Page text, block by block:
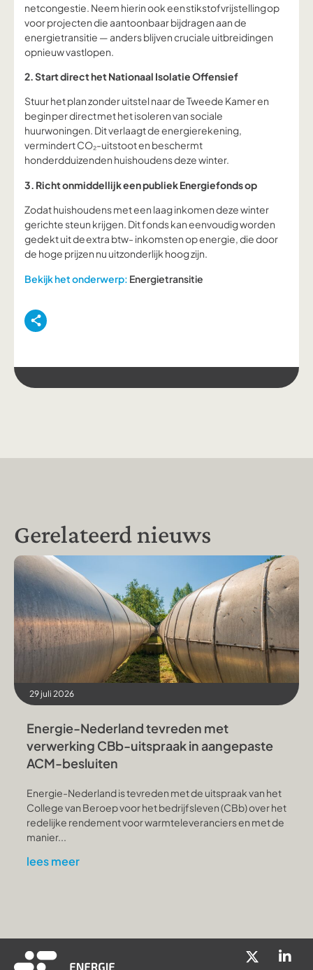
netcongestie. Neem hierin ook een stikstofvrijstelling op
voor projecten die aantoonbaar bijdragen aan de
energietransitie — anders blijven cruciale uitbreidingen
opnieuw vastlopen.
2. Start direct het Nationaal Isolatie Offensief
Stuur het plan zonder uitstel naar de Tweede Kamer en
begin per direct met het isoleren van sociale
huurwoningen. Dit verlaagt de energierekening,
vermindert CO₂-uitstoot en beschermt
honderdduizenden huishoudens deze winter.
3. Richt onmiddellijk een publiek Energiefonds op
Zodat huishoudens met een laag inkomen deze winter
gerichte steun krijgen. Dit fonds kan eenvoudig worden
gedekt uit de extra btw- inkomsten op energie, die door
de hoge prijzen nu uitzonderlijk hoog zijn.
Bekijk het onderwerp: Energietransitie
Gerelateerd nieuws
29 juli 2026
Energie-Nederland tevreden met
verwerking CBb-uitspraak in aangepaste
ACM-besluiten
Energie-Nederland is tevreden met de uitspraak van het
College van Beroep voor het bedrijfsleven (CBb) over het
redelijke rendement voor warmteleveranciers en met de
manier...
lees meer